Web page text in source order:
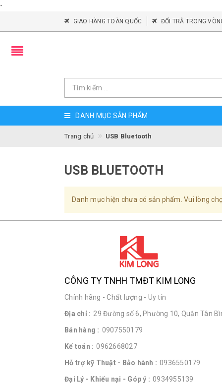
-
GIAO HÀNG TOÀN QUỐC ĐỔI TRẢ TRONG
DANH MỤC SẢN PHẨM
Trang chủ USB Bluetooth
USB BLUETOOTH
Danh mục hiện chưa có sản phẩm. Vui lòng
CÔNG TY TNHH TMĐT KIM LONG
Chính hãng - Chất lượng - Uy tín
Địa chỉ : 29 Đường số 6, Phường 10, Quận Tân
Bán hàng : 0907550179
Kế toán : 0962668027
Hỗ trợ kỹ Thuật - Bảo hành : 0936550179
Đại Lý - Khiếu nại - Góp ý : 0934955139